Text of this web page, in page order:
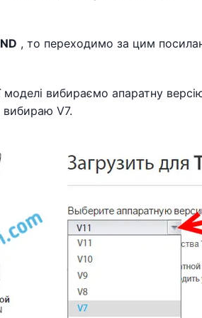
, то переходимо за цим
моделі вибираємо апаратну
вибираю V7.